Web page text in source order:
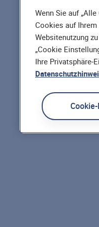
Wenn Sie auf
Cookies auf Ihrem
Websitenutzung
„Cookie
Ihre Privatsphäre-